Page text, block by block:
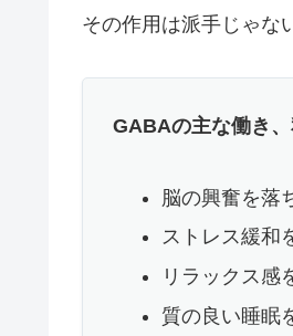
その作用は派手じゃな
GABAの主な働き、
脳の興奮を落
ストレス緩和
リラックス感
質の良い睡眠